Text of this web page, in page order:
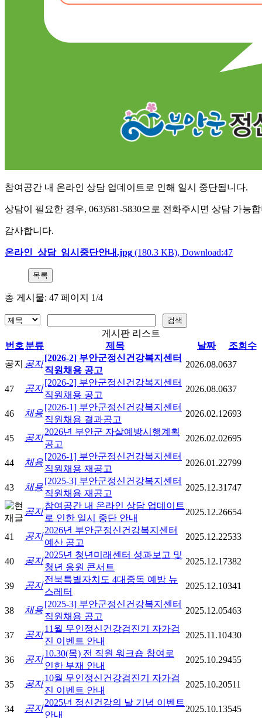
참여공간 내 온라인 상담 업데이트로 인해 일시 중단됩니다.
상담이 필요한 경우, 063)581-5830으로 전화주시면 상담 가능
감사합니다.
온라인_상담_임시중단안내.jpg (180.3 KB), Download:47
총 게시물: 47 페이지 1/4
게시판 리스트
번호 분류 제목 날짜
조회수
공지 공지
[2026-2] 부안군정신건강복지센터
직원채용 공고
2026.08.0637
47 공지
[2026-2] 부안군정신건강복지센터
직원채용 공고
2026.08.0637
46 채용
[2026-1] 부안군정신건강복지센터
직원채용 결과공고
2026.02.12693
45 공지
2026년 부안군 자살예방시행계획
공고
2026.02.02695
44 채용
[2026-1] 부안군정신건강복지센터
직원채용 재공고
2026.01.22799
43 채용
[2025-3] 부안군정신건강복지센터
직원채용 재공고
2025.12.31 747
공지
참여공간 내 온라인 상담 업데이트
로 인한 일시 중단 안내
2025.12.26654
41 공지
2026년 부안군정신건강복지센터
예산 공고
2025.12.22533
40 공지
2025년 청년미래센터 성과보고 및
청년 응원 콘서트
2025.12.17382
39 공지
전북특별자치도 4대중독 예방 뉴
스레터
2025.12.10341
38 채용
[2025-3] 부안군정신건강복지센터
직원채용 공고
2025.12.05463
37 공지
11월 무인정신건강검진기 자가검
진 이벤트 안내
2025.11.10430
36 공지
10.30(목) 전 직원 워크숍 참여로
인한 부재 안내
2025.10.29455
35 공지
10월 무인정신건강검진기 자가검
진 이벤트 안내
2025.10.20511
34 공지
2025년 정신건강의 날 기념 이벤트
안내
2025.10.13545